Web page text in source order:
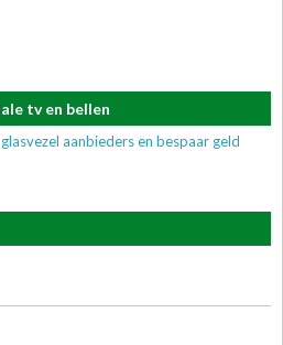
tv en bellen
aanbieders en bespaar geld